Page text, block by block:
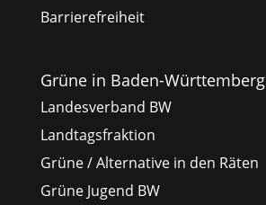
Barrierefreiheit
Grüne in Baden-Württemberg
Landesverband BW
Landtagsfraktion
Grüne / Alternative in den Räten
Grüne Jugend BW